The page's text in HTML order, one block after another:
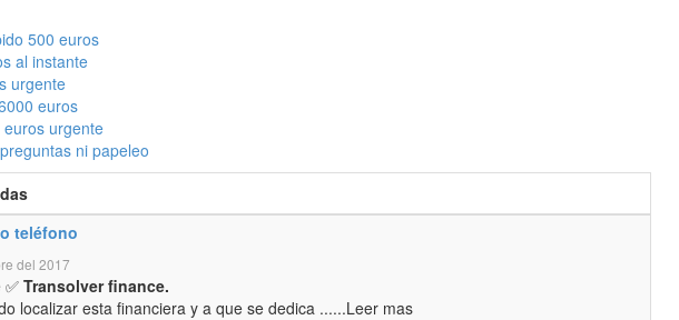
500 euros
al instante
urgente
euros
urgente
ni papeleo
teléfono
del 2017
Transolver finance.
localizar esta financiera y a que se dedica ......Leer mas